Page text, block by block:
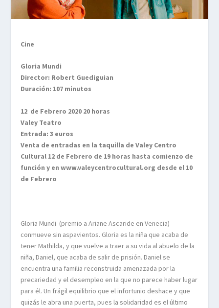
Cine
Gloria Mundi
Director: Robert Guediguian
Duración: 107 minutos
12 de Febrero 2020 20 horas
Valey Teatro
Entrada: 3 euros
Venta de entradas en la taquilla de Valey Centro
Cultural 12 de Febrero de 19 horas hasta comienzo de
función y en www.valeycentrocultural.org desde el 10
de Febrero
Gloria Mundi (premio a Ariane Ascaride en Venecia)
conmueve sin aspavientos. Gloria es la niña que acaba de
tener Mathilda, y que vuelve a traer a su vida al abuelo de la
niña, Daniel, que acaba de salir de prisión. Daniel se
encuentra una familia reconstruida amenazada por la
precariedad y el desempleo en la que no parece haber lugar
para él. Un frágil equilibrio que el infortunio deshace y que
quizás le abra una puerta, pues la solidaridad es el último